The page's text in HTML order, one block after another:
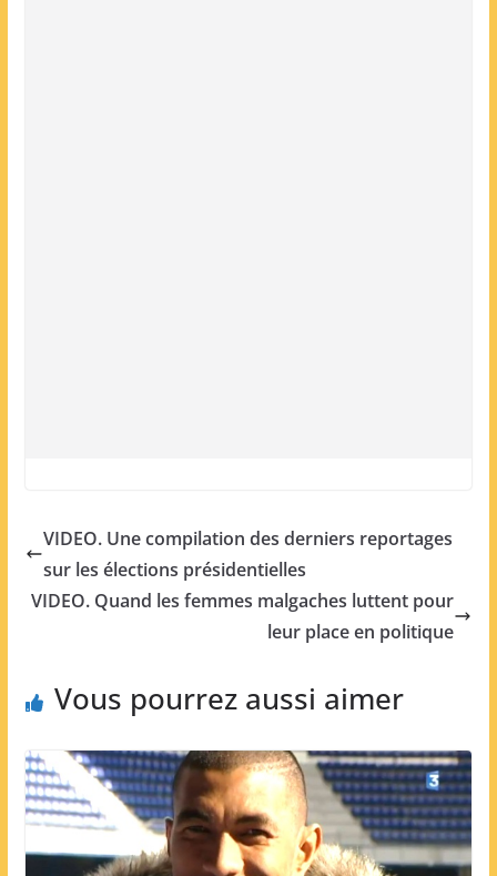
VIDEO. Une compilation des derniers reportages
sur les élections présidentielles
VIDEO. Quand les femmes malgaches luttent pour
leur place en politique
Vous pourrez aussi aimer